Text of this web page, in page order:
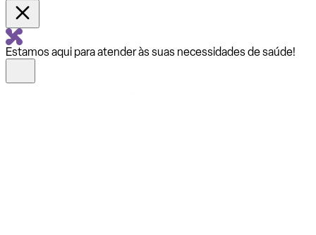
Estamos aqui para atender às suas necessidades de saúde!